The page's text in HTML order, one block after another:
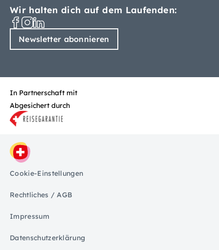
Wir halten dich auf dem Laufenden:
Newsletter abonnieren
In Partnerschaft mit
Abgesichert durch
Cookie-Einstellungen
Rechtliches / AGB
Impressum
Datenschutzerklärung